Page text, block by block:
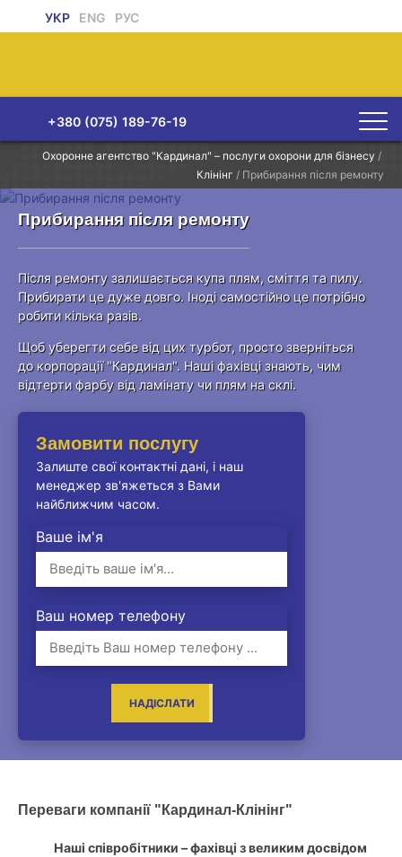
УКР ENG РУС
+380 (075) 189-76-19
Охоронне агентство "Кардинал" – послуги охорони для бізнесу /
Клінінг / Прибирання після ремонту
Прибирання після ремонту
Після ремонту залишається купа плям, сміття та пилу.
Прибирати це дуже довго. Іноді самостійно це потрібно
робити кілька разів.
Щоб уберегти себе від цих турбот, просто зверніться
до корпорації "Кардинал". Наші фахівці знають, чим
відтерти фарбу від ламінату чи плям на склі.
Замовити послугу
Залиште свої контактні дані, і наш
менеджер зв'яжеться з Вами
найближчим часом.
Ваше ім'я
Ваш номер телефону
НАДІСЛАТИ
Переваги компанії "Кардинал-Клінінг"
Наші співробітники – фахівці з великим досвідом